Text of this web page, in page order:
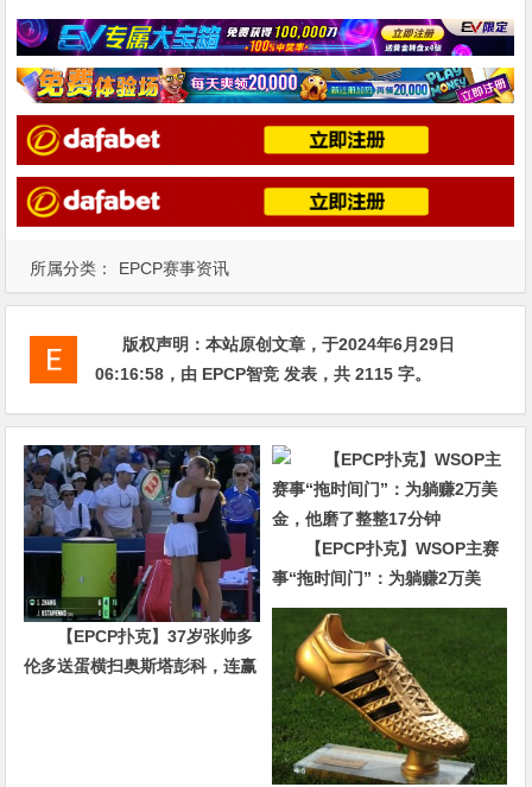
所属分类： EPCP赛事资讯
版权声明：本站原创文章，于2024年6月29日
06:16:58 ，由 EPCP智竞 发表，共 2115 字。
【EPCP扑克】37岁张帅多
伦多送蛋横扫奥斯塔彭科，连赢
【EPCP扑克】WSOP主赛
事“拖时间门”：为躺赚2万美
金，他磨了整整17分钟